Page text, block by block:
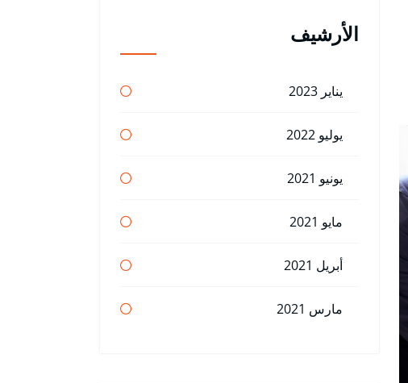
الأرشيف
يناير 2023
يوليو 2022
يونيو 2021
مايو 2021
أبريل 2021
مارس 2021